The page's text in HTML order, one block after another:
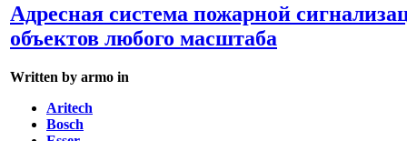
Адресная система пожарной
объектов любого масштаба
Written by armo in
Aritech
Bosch